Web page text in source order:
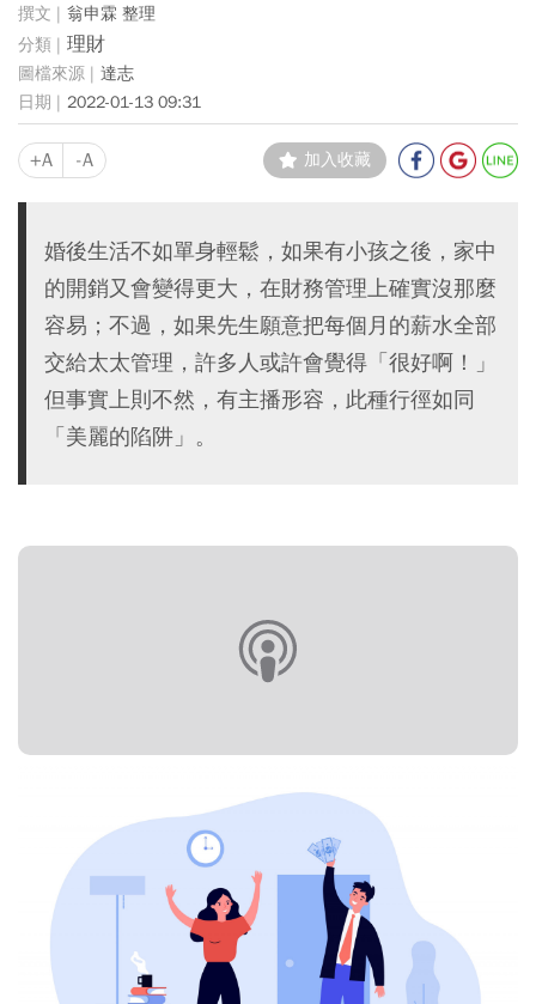
翁申霖 整理
理財
達志
2022-01-13 09:31
+A -A 加入收藏
婚後生活不如單身輕鬆，如果有小孩之後，家中
的開銷又會變得更大，在財務管理上確實沒那麼
容易；不過，如果先生願意把每個月的薪水全部
交給太太管理，許多人或許會覺得「很好啊！」
但事實上則不然，有主播形容，此種行徑如同
「美麗的陷阱」。